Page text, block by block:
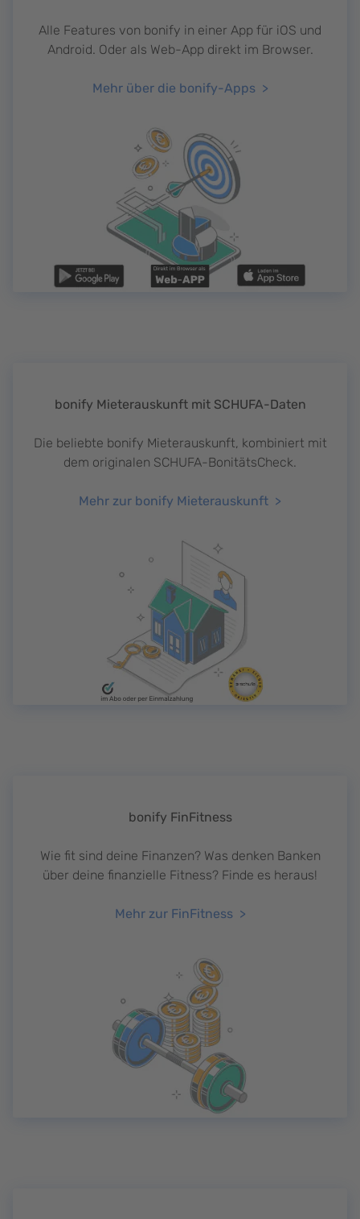
Alle Features von bonify in einer App für iOS und
Android. Oder als Web-App direkt im Browser.
Mehr über die bonify-Apps
bonify Mieterauskunft mit SCHUFA-Daten
Die beliebte bonify Mieterauskunft, kombiniert mit
dem originalen SCHUFA-BonitätsCheck.
Mehr zur bonify Mieterauskunft
bonify FinFitness
Wie fit sind deine Finanzen? Was denken Banken
über deine finanzielle Fitness? Finde es heraus!
Mehr zur FinFitness